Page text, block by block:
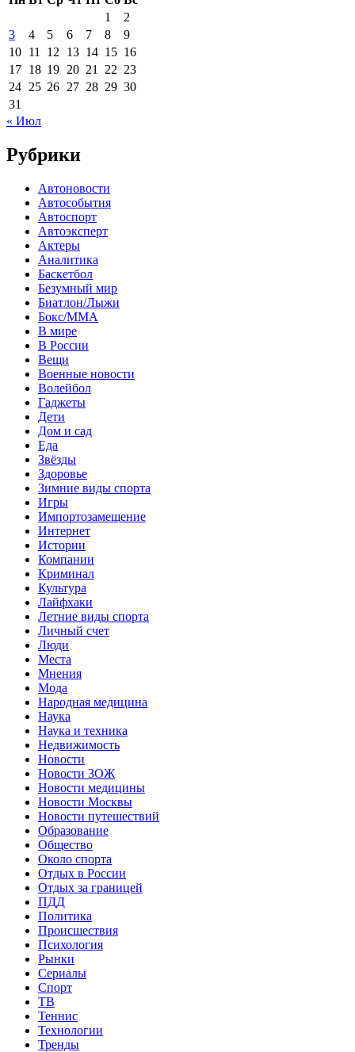
1
2
3
4 5 6 7 8
9
10 11 12 13 14 15 16
17 18 19 20 21 22 23
24 25 26 27 28 29 30
31
« Июл
Рубрики
Автоновости
Автособытия
Автоспорт
Автоэксперт
Актеры
Аналитика
Баскетбол
Безумный мир
Биатлон/Лыжи
Бокс/MMA
В мире
В России
Вещи
Военные новости
Волейбол
Гаджеты
Дети
Дом и сад
Еда
Звёзды
Здоровье
Зимние виды спорта
Игры
Импортозамещение
Интернет
Истории
Компании
Криминал
Культура
Лайфхаки
Летние виды спорта
Личный счет
Люди
Места
Мнения
Мода
Народная медицина
Наука
Наука и техника
Недвижимость
Новости
Новости ЗОЖ
Новости медицины
Новости Москвы
Новости путешествий
Образование
Общество
Около спорта
Отдых в России
Отдых за границей
ПДД
Политика
Происшествия
Психология
Рынки
Сериалы
Спорт
ТВ
Теннис
Технологии
Тренды